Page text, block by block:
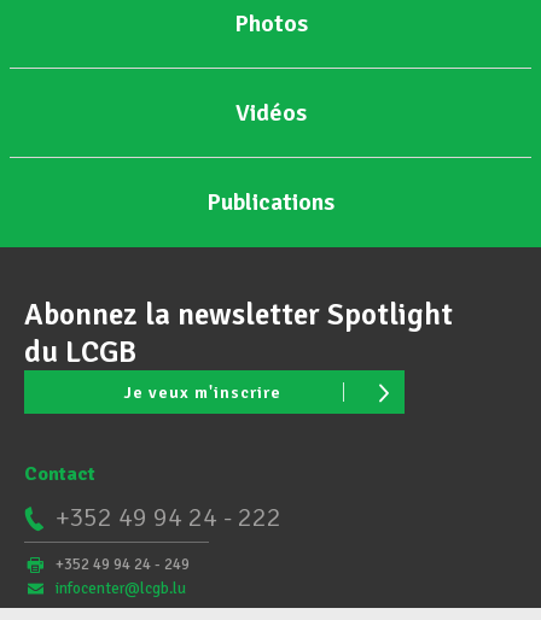
Photos
Vidéos
Publications
Abonnez la newsletter Spotlight
du LCGB
Je veux m'inscrire
Contact
+352 49 94 24 - 222
+352 49 94 24 - 249
infocenter@lcgb.lu